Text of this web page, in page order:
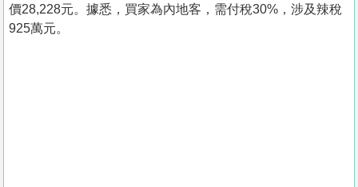
價28,228元。據悉，買家為內地客，需付稅30%，涉及辣稅
925萬元。